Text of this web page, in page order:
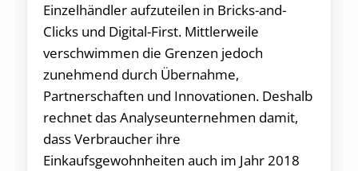
Einzelhändler aufzuteilen in Bricks-and-
Clicks und Digital-First. Mittlerweile
verschwimmen die Grenzen jedoch
zunehmend durch Übernahme,
Partnerschaften und Innovationen. Deshalb
rechnet das Analyseunternehmen damit,
dass Verbraucher ihre
Einkaufsgewohnheiten auch im Jahr 2018